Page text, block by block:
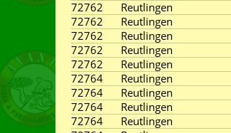
72762
Reutlingen
72762
Reutlingen
72762
Reutlingen
72762
Reutlingen
72762
Reutlingen
72764
Reutlingen
72764
Reutlingen
72764
Reutlingen
72764
Reutlingen